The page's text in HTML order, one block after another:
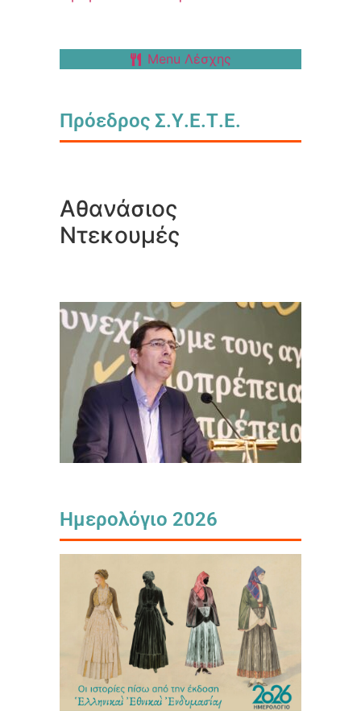
Menu Λέσχης
Πρόεδρος Σ.Υ.Ε.Τ.Ε.
Αθανάσιος
Ντεκουμές
Ημερολόγιο 2026